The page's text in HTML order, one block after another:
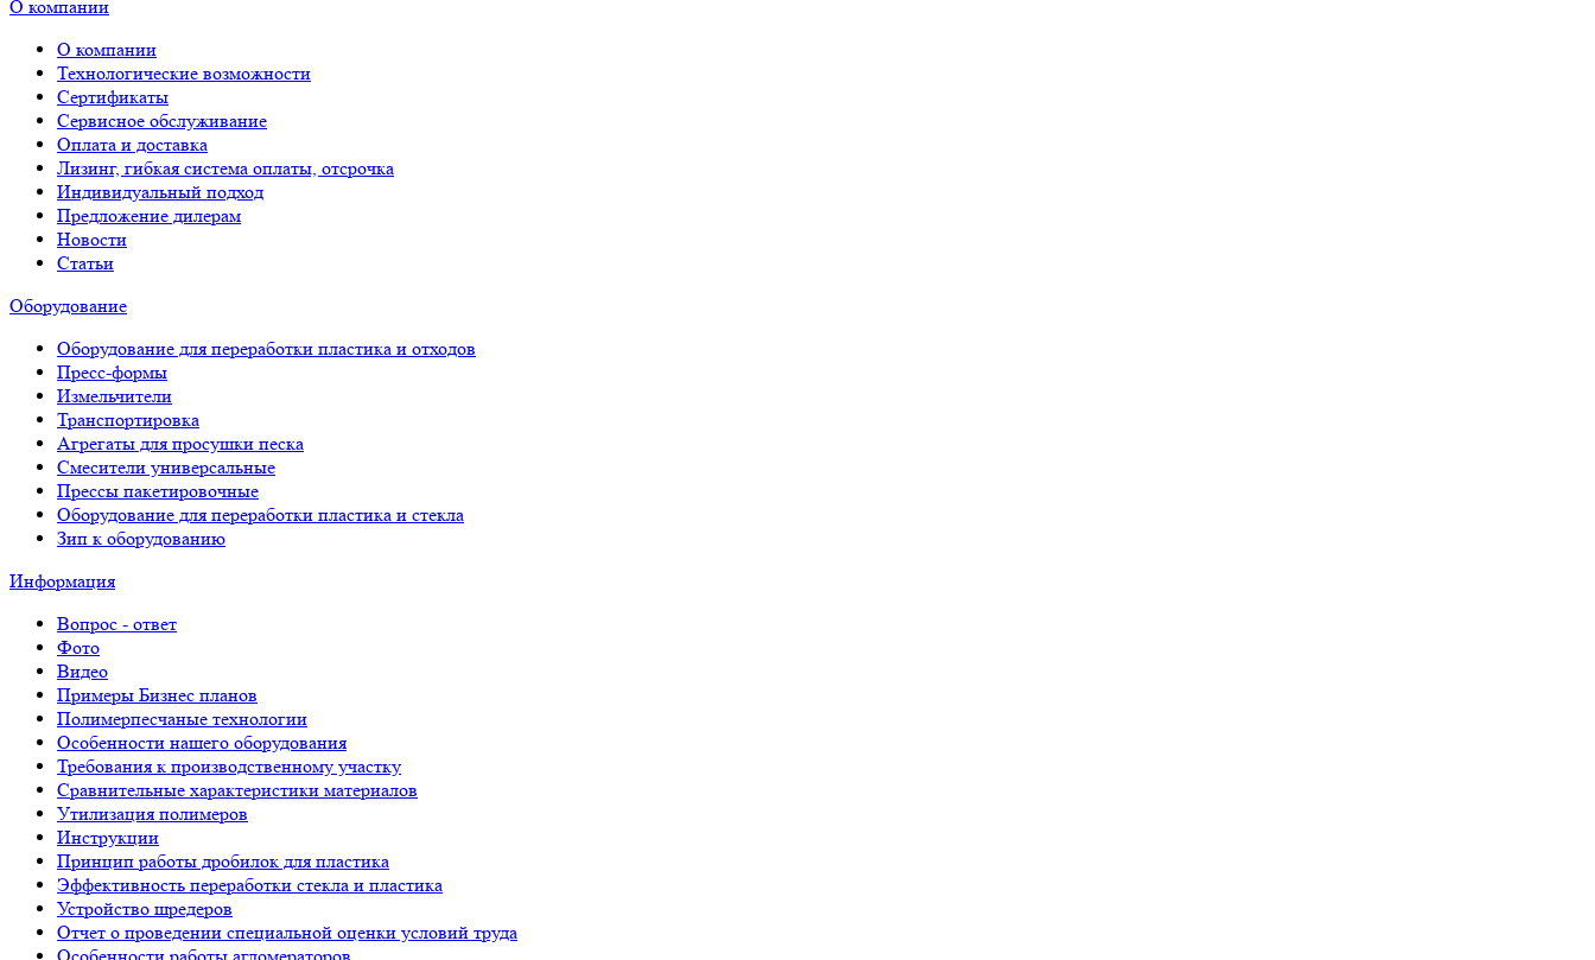
О компании
О компании
Технологические возможности
Сертификаты
Сервисное обслуживание
Оплата и доставка
Лизинг, гибкая система оплаты, отсрочка
Индивидуальный подход
Предложение дилерам
Новости
Статьи
Оборудование
Оборудование для переработки пластика и отходов
Пресс-формы
Измельчители
Транспортировка
Агрегаты для просушки песка
Смесители универсальные
Прессы пакетировочные
Оборудование для переработки пластика и стекла
Зип к оборудованию
Информация
Вопрос - ответ
Фото
Видео
Примеры Бизнес планов
Полимерпесчаные технологии
Особенности нашего оборудования
Требования к производственному участку
Сравнительные характеристики материалов
Утилизация полимеров
Инструкции
Принцип работы дробилок для пластика
Эффективность переработки стекла и пластика
Устройство шредеров
Отчет о проведении специальной оценки условий труда